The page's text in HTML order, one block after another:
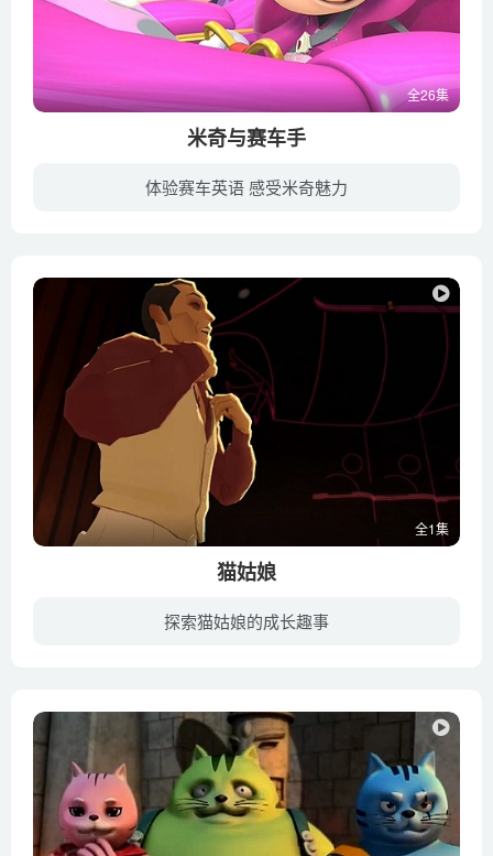
全26集
米奇与赛车手
体验赛车英语 感受米奇魅力
全1集
猫姑娘
探索猫姑娘的成长趣事